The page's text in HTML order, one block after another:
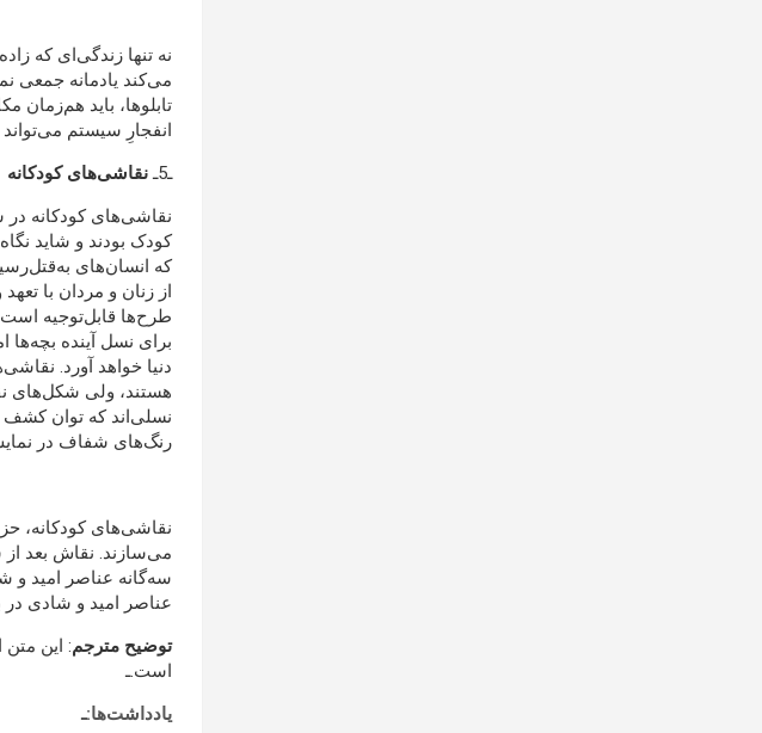
نه تنها زندگی‌ای که
می‌کند یادمانه جمعی
تابلوها، باید
انفجارِ سیستم می‌تواند
ـ5ـ
نقاشیهای کودکانه
نقاشی‌های کودکانه
کودک بودند و شاید
که انسان‌های
از زنان و مردان با
طرح‌ها قابل‌توجیه است
برای نسل آینده بچه‌ها
دنیا خواهد آورد.
هستند، ولی شکل‌های
نسلی‌اند که توان کشف
رنگ‌های شفاف در
نقاشی‌های کودکانه،
می‌سازند. نقاش بعد
سه‌گانه عناصر امید و
عناصر امید و شادی
توضیح مترجم
است.ـ
یادداشتها:ـ